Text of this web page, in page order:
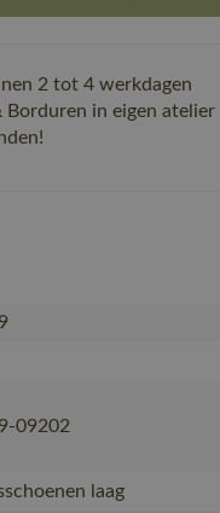
2 tot 4 werkdagen
Borduren in eigen atelier
09202
laag